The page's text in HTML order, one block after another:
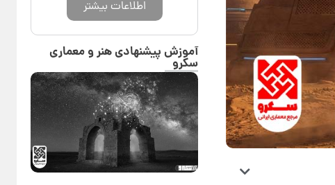
اطلاعات بیشتر
آموزش پیشنهادی هنر و معماری
سکرو